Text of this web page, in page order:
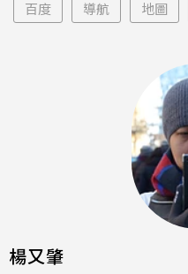
百度 導航 地圖
楊又肇